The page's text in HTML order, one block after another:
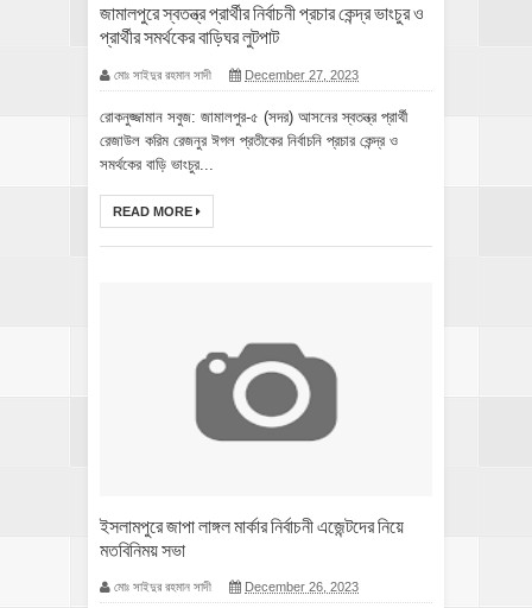
জামালপুরে স্বতন্ত্র প্রার্থীর নির্বাচনী প্রচার কেন্দ্র ভাংচুর ও
প্রার্থীর সমর্থকের বাড়িঘর লুটপাট
মোঃ সাইদুর রহমান সাদী December 27, 2023
রোকনুজ্জামান সবুজ: জামালপুর-৫ (সদর) আসনের স্বতন্ত্র প্রার্থী
রেজাউল করিম রেজনুর ঈগল প্রতীকের নির্বাচনি প্রচার কেন্দ্র ও
সমর্থকের বাড়ি ভাংচুর...
READ MORE
ইসলামপুরে জাপা লাঙ্গল মার্কার নির্বাচনী এজেন্টদের নিয়ে
মতবিনিময় সভা
মোঃ সাইদুর রহমান সাদী December 26, 2023